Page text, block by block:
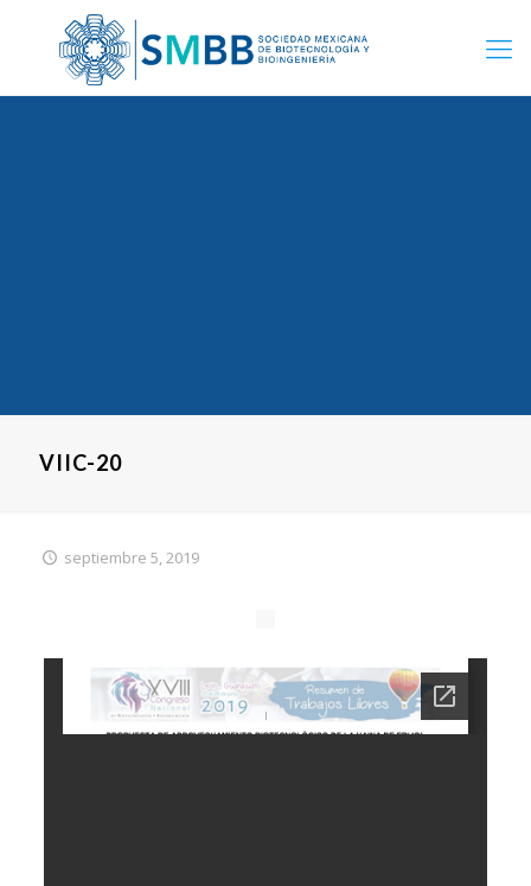
VIIC-20
septiembre 5, 2019